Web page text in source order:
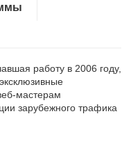
работу в 2006 году,
мастерам
зарубежного трафика